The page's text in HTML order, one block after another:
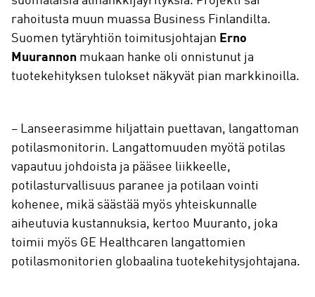
rahoitusta muun muassa Business Finlandilta.
Suomen tytäryhtiön toimitusjohtajan Erno
Muurannon mukaan hanke oli onnistunut ja
tuotekehityksen tulokset näkyvät pian markkinoilla.
– Lanseerasimme hiljattain puettavan, langattoman
potilasmonitorin. Langattomuuden myötä potilas
vapautuu johdoista ja pääsee liikkeelle,
potilasturvallisuus paranee ja potilaan vointi
kohenee, mikä säästää myös yhteiskunnalle
aiheutuvia kustannuksia, kertoo Muuranto, joka
toimii myös GE Healthcaren langattomien
potilasmonitorien globaalina tuotekehitysjohtajana.